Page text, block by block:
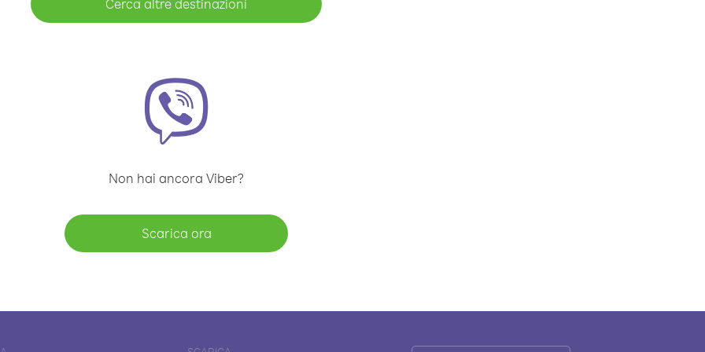
Cerca altre destinazioni
Non hai ancora Viber?
Scarica ora